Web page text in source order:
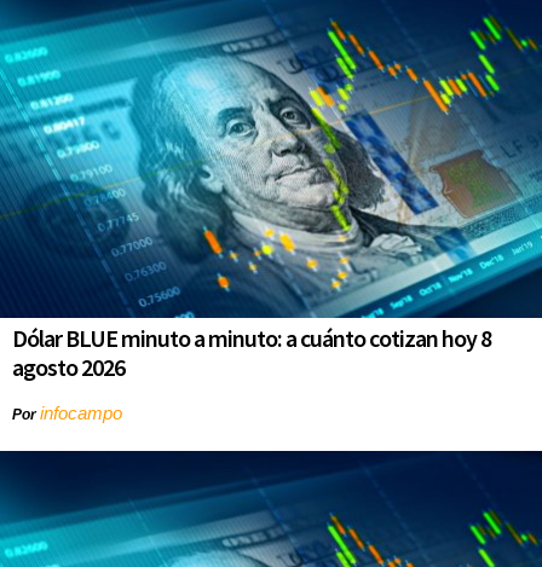
Dólar BLUE minuto a minuto: a cuánto cotizan hoy 8
agosto 2026
Porinfocampo